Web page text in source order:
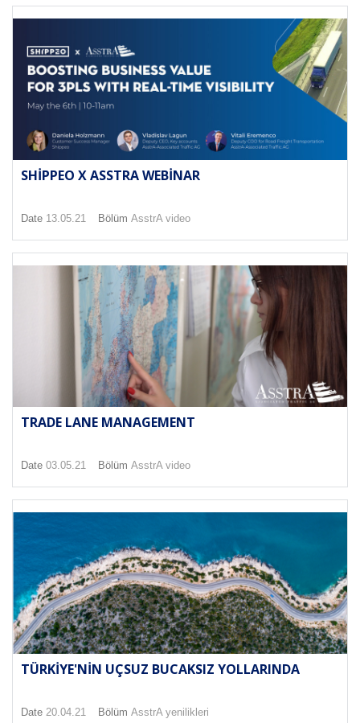
SHIPPEO X ASSTRA WEBINAR
Date 13.05.21 Bölüm AsstrA video
TRADE LANE MANAGEMENT
Date 03.05.21 Bölüm AsstrA video
TÜRKIYE'NIN UÇSUZ BUCAKSIZ YOLLARINDA
Date 20.04.21 Bölüm AsstrA yenilikleri